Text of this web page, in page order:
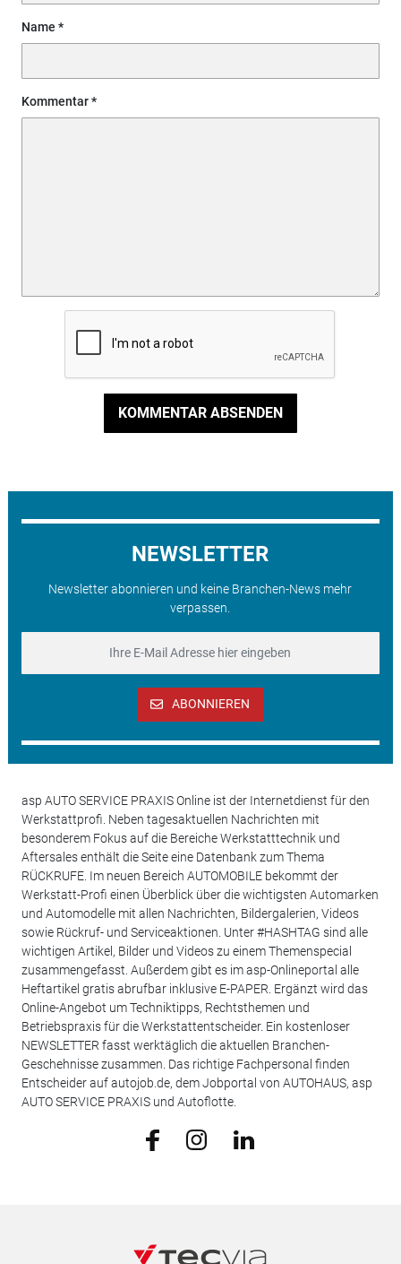
Name
Kommentar
KOMMENTAR ABSENDEN
NEWSLETTER
Newsletter abonnieren und keine Branchen-News mehr
verpassen.
ABONNIEREN
asp AUTO SERVICE PRAXIS Online ist der Internetdienst für den
Werkstattprofi. Neben tagesaktuellen Nachrichten mit
besonderem Fokus auf die Bereiche Werkstatttechnik und
Aftersales enthält die Seite eine Datenbank zum Thema
RÜCKRUFE. Im neuen Bereich AUTOMOBILE bekommt der
Werkstatt-Profi einen Überblick über die wichtigsten Automarken
und Automodelle mit allen Nachrichten, Bildergalerien, Videos
sowie Rückruf- und Serviceaktionen. Unter #HASHTAG sind alle
wichtigen Artikel, Bilder und Videos zu einem Themenspecial
zusammengefasst. Außerdem gibt es im asp-Onlineportal alle
Heftartikel gratis abrufbar inklusive E-PAPER. Ergänzt wird das
Online-Angebot um Techniktipps, Rechtsthemen und
Betriebspraxis für die Werkstattentscheider. Ein kostenloser
NEWSLETTER fasst werktäglich die aktuellen Branchen-
Geschehnisse zusammen. Das richtige Fachpersonal finden
Entscheider auf autojob.de, dem Jobportal von AUTOHAUS, asp
AUTO SERVICE PRAXIS und Autoflotte.